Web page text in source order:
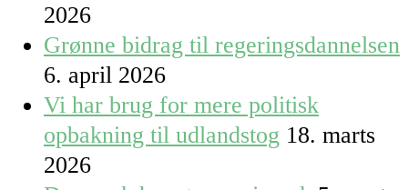
2026
Grønne bidrag til regeringsdannelsen
6. april 2026
Vi har brug for mere politisk
opbakning til udlandstog 18. marts
2026